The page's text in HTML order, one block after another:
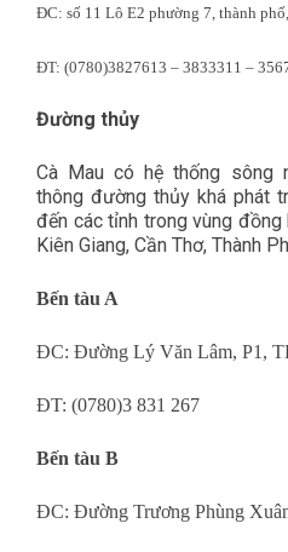
ĐC: số 11 Lô E2 phường 7, thành
ĐT: (0780)3827613 – 3833311 –
Đường thủy
Cà Mau có hệ thống sông
thông đường thủy khá phát
đến các tỉnh trong vùng
Kiên Giang, Cần Thơ, Thành
Bến tàu A
ĐC: Đường Lý Văn Lâm, P1,
ĐT: (0780)3 831 267
Bến tàu B
ĐC: Đường Trương Phùng